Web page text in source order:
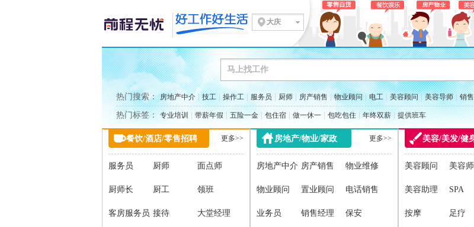
大庆
热门搜索： 房地产中介|技工|操作工|服务员 |厨师 |房产销售 |物业顾问|电工|美容顾问|美容导师|销
热门标签： 专业培训 带薪年假 五险一金 包住宿 做一休一 包吃包住|年终双薪|提供班车
餐饮/酒店/零售招聘 更多>>
服务员 厨师 面点师
厨师长 厨工 领班
客房服务员 接待 大堂经理
房地产/物业/家政 更多>>
房地产中介 房产销售 物业维修
物业顾问 置业顾问 电话销售
业务员 销售经理 保安
美容/美发/健
美容顾问 美容师
美容助理 SPA
按摩 足疗